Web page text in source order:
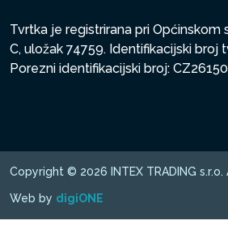
Tvrtka je registrirana pri Općinskom
C, uložak 74759. Identifikacijski broj
Porezni identifikacijski broj:
Copyright © 2026 INTEX TRADING
Web by digiONE